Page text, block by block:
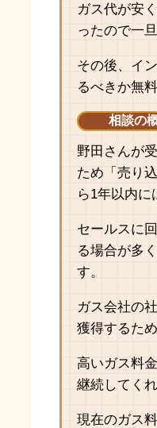
ガス代が安
ったので一
その後、イ
るべきか無
相談の
野田さんが
ため「売り
ら1年以内に
セールスに
る場合が多
す。
ガス会社の
獲得するた
高いガス料
継続してく
現在のガス